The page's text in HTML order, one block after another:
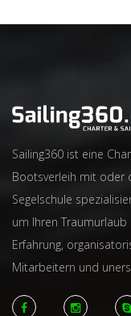
Sailing360 ist eine
Bootsverleih mit oder
Segelschule
um Ihren
Erfahrung,
Mitarbeitern und